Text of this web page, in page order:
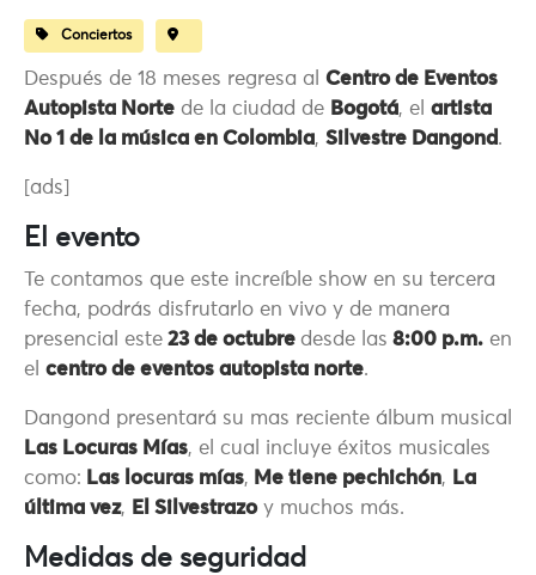
Conciertos
Después de 18 meses regresa al Centro de Eventos
Autopista Norte de la ciudad de Bogotá, el artista
No 1 de la música en Colombia, Silvestre Dangond.
[ads]
El evento
Te contamos que este increíble show en su tercera
fecha, podrás disfrutarlo en vivo y de manera
presencial este 23 de octubre desde las 8:00 p.m. en
el centro de eventos autopista norte.
Dangond presentará su mas reciente álbum musical
Las Locuras Mías, el cual incluye éxitos musicales
como: Las locuras mías, Me tiene pechichón, La
última vez, El Silvestrazoy muchos más.
Medidas de seguridad